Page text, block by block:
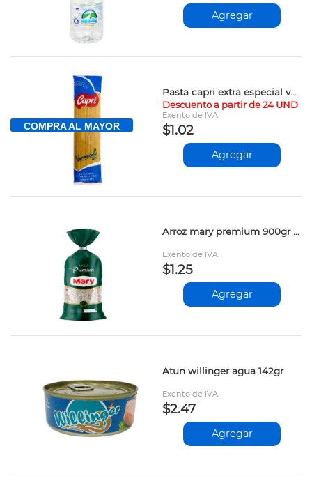
Agregar
COMPRA AL MAYOR
Pasta capri extra especial vermicelli 500gr vpv
Descuento a partir de 24 UND
Exento de IVA
$1.02
Agregar
Arroz mary premium 900gr prs
Exento de IVA
$1.25
Agregar
Atun willinger agua 142gr
Exento de IVA
$2.47
Agregar